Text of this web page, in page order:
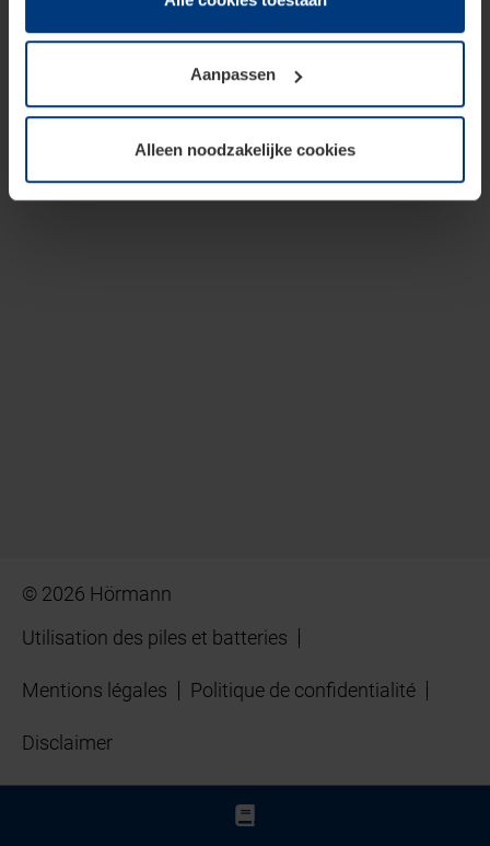
van deze pagina's absoluut vereist is. Voor alle andere
soorten cookies is uw toestemming benodigd. Uw
toestemming kunt u op elk moment bij de uitleg van de
wijzigen of herroepen.
Aanpassen
Alleen noodzakelijke cookies
© 2026 Hörmann
Utilisation des piles et batteries
Mentions légales Politique de confidentialité
Disclaimer